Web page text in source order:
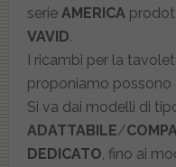
serie AMERICA
VAVID.
I ricambi per la
proponiamo possono
Si va dai modelli di
ADATTABILE/
DEDICATO, fino ai